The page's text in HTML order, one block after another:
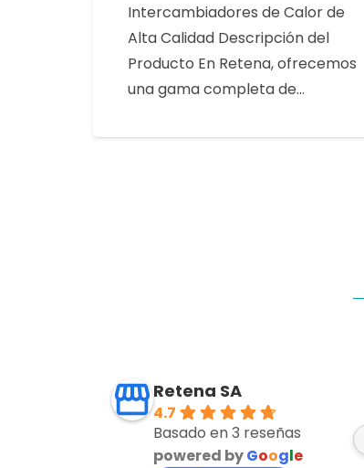
Intercambiadores de Calor de
Alta Calidad Descripción del
Producto En Retena, ofrecemos
una gama completa de…
Retena SA
4.7
Basado en 3 reseñas
powered byGoogle